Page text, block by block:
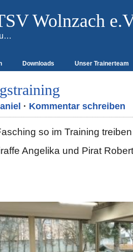
Wolnzach
Downloads Unser Trainerteam
· Kommentar schreiben
so im Training
Angelika und Pirat